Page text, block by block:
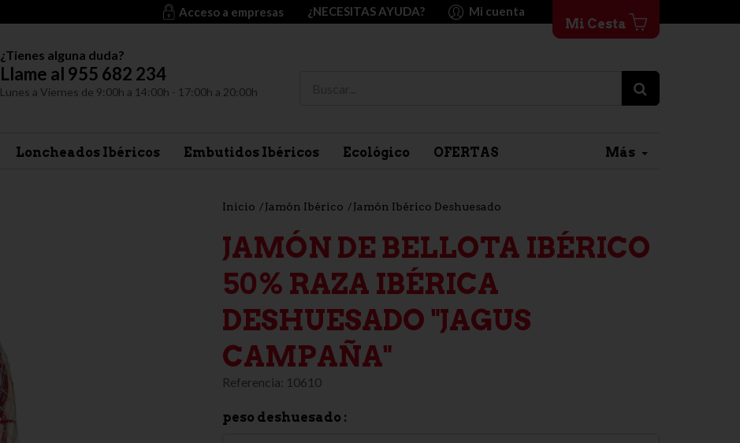
Acceso a empresas ¿NECESITAS AYUDA? Mi cuenta
Mi Cesta
¿Tienes alguna duda?
Llame al 955 682 234
Lunes a Viernes de 9:00h a 14:00h - 17:00h a 20:00h
Más
Loncheados Ibéricos Embutidos Ibéricos Ecológico OFERTAS
Inicio Jamón Ibérico Jamón Ibérico Deshuesado
JAMÓN DE BELLOTA IBÉRICO
50% RAZA IBÉRICA
DESHUESADO "JAGUS
CAMPAÑA"
Referencia: 10610
peso deshuesado :